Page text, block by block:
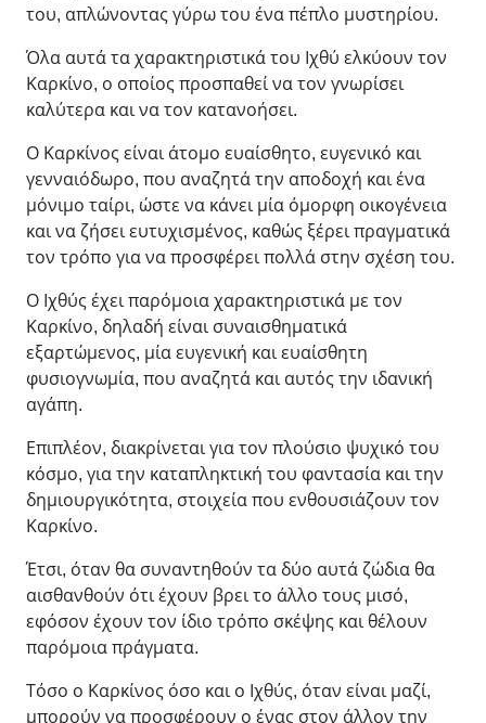
του, απλώνοντας γύρω του ένα πέπλο μυστηρίου.
Όλα αυτά τα χαρακτηριστικά του Ιχθύ ελκύουν τον
Καρκίνο, ο οποίος προσπαθεί να τον γνωρίσει
καλύτερα και να τον κατανοήσει.
Ο Καρκίνος είναι άτομο ευαίσθητο, ευγενικό και
γενναιόδωρο, που αναζητά την αποδοχή και ένα
μόνιμο ταίρι, ώστε να κάνει μία όμορφη οικογένεια
και να ζήσει ευτυχισμένος, καθώς ξέρει πραγματικά
τον τρόπο για να προσφέρει πολλά στην σχέση του.
Ο Ιχθύς έχει παρόμοια χαρακτηριστικά με τον
Καρκίνο, δηλαδή είναι συναισθηματικά
εξαρτώμενος, μία ευγενική και ευαίσθητη
φυσιογνωμία, που αναζητά και αυτός την ιδανική
αγάπη.
Επιπλέον, διακρίνεται για τον πλούσιο ψυχικό του
κόσμο, για την καταπληκτική του φαντασία και την
δημιουργικότητα, στοιχεία που ενθουσιάζουν τον
Καρκίνο.
Έτσι, όταν θα συναντηθούν τα δύο αυτά ζώδια θα
αισθανθούν ότι έχουν βρει το άλλο τους μισό,
εφόσον έχουν τον ίδιο τρόπο σκέψης και θέλουν
παρόμοια πράγματα.
Τόσο ο Καρκίνος όσο και ο Ιχθύς, όταν είναι μαζί,
μπορούν να προσφέρουν ο ένας στον άλλον την